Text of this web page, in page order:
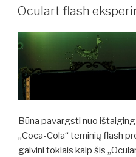
ON
Oculart flash
Būna pavargsti nuo
„Coca-Cola“ teminių flash
gaivini tokiais kaip šis